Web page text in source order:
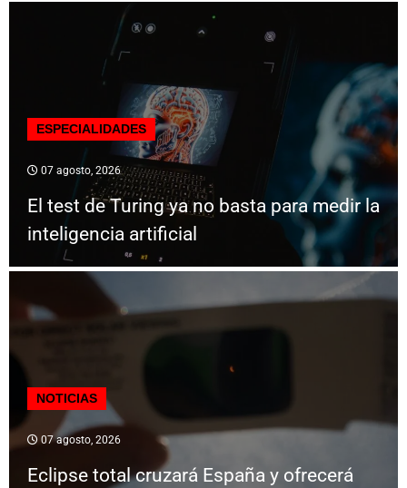
ESPECIALIDADES
07 agosto, 2026
El test de Turing ya no basta para medir la
inteligencia artificial
NOTICIAS
07 agosto, 2026
Eclipse total cruzará España y ofrecerá